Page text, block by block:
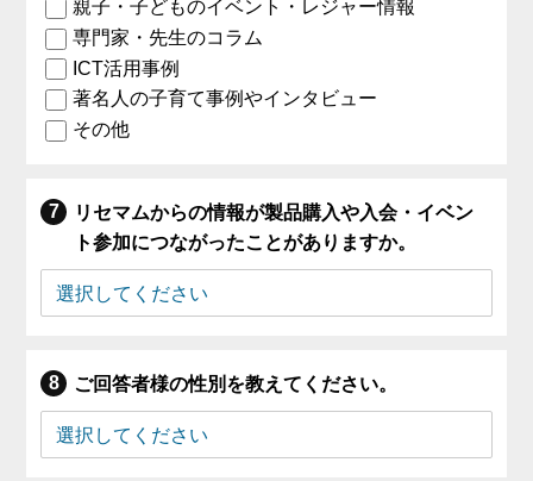
親子・子どものイベント・レジャー情報
専門家・先生のコラム
ICT活用事例
著名人の子育て事例やインタビュー
その他
リセマムからの情報が製品購入や入会・イベン
ト参加につながったことがありますか。
ご回答者様の性別を教えてください。